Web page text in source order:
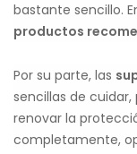
bastante sencillo.
productos
Por su parte, las
sencillas de
renovar la
completamente,